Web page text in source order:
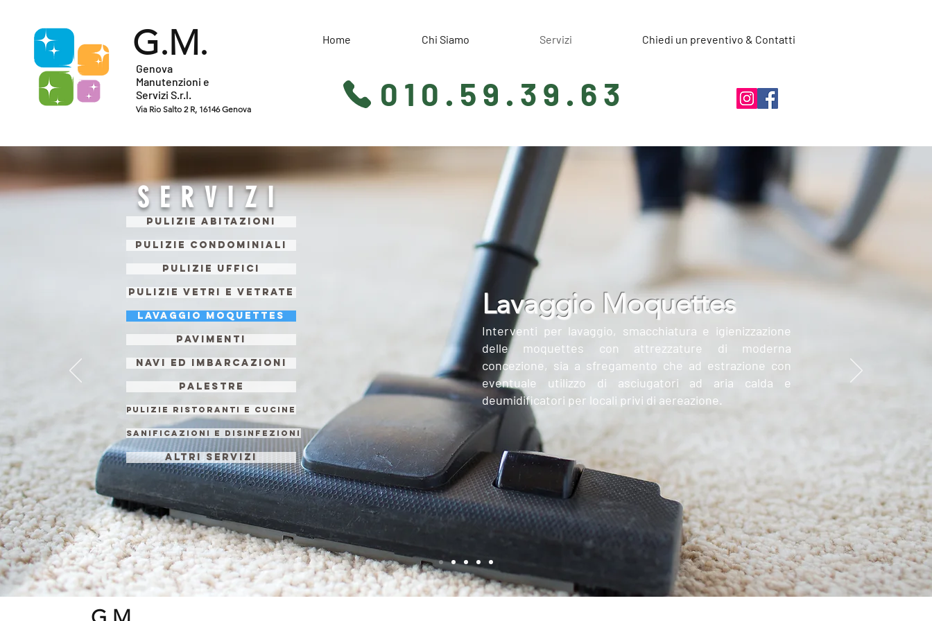
G.M.
Genova
Manutenzioni e
Servizi S.r.l.
Via Rio Salto 2 R, 16146 Genova
Home Chi Siamo Servizi Chiedi un preventivo & Contatti
010.59.39.63
SERVIZI
Pulizie Abitazioni
Pulizie Condominiali
Pulizie Uffici
Pulizie Vetri e Vetrate
Lavaggio Moquettes
Pavimenti
Navi ed Imbarcazioni
Palestre
Pulizie Ristoranti e Cucine
Sanificazioni e disinfezioni
ALTRI SERVIZI
Lavaggio Moquettes
Interventi per lavaggio, smacchiatura e igienizzazione
delle moquettes con attrezzature di moderna
concezione, sia a sfregamento che ad estrazione con
eventuale utilizzo di asciugatori ad aria calda e
deumidificatori per locali privi di aereazione.